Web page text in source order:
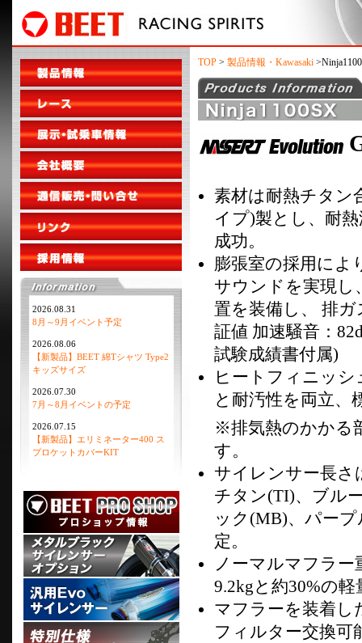
2026.08.31
8月～9月イベント予定
2026.08.06
【新製品】BEET 綿Tシャツ Type2
キッズサイズ
2026.07.30
7月～8月イベントの予定
2026.07.15
【新製品】エリミネーター400 ス
プロケットカバーKIT
TOP > 製品情報・Kawasaki
素材は耐熱チタン
イプ)製とし、耐
成功。
膨張室の採用によ
サウンドを実現し
置を装備し、 排
証値 加速騒音：
試験成績書付属)
ヒートフィニッ
と耐汚性を両立、
※排気熱のかかる
す。
サイレンサー長さ
チタン(TI)、ブル
ック(MB)、パー
定。
ノーマルマフラー
9.2kgと約30%の軽
マフラーを装着し
フィルター交換可